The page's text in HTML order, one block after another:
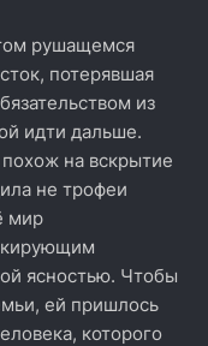
рушащемся
потерявшая
из
идти дальше.
на вскрытие
не трофеи
мир
ясностью. Чтобы
ей пришлось
которого